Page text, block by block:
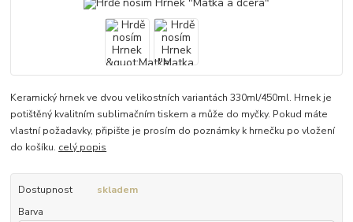
Keramický hrnek ve dvou velikostních variantách 330ml/450ml. Hrnek je
potištěný kvalitním sublimačním tiskem a může do myčky. Pokud máte
vlastní požadavky, připište je prosím do poznámky k hrnečku po vložení
do košíku. celý popis
Dostupnost
skladem
Barva